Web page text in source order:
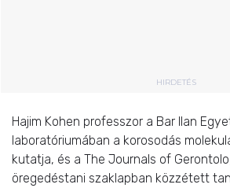
HIRDETÉS
Hajim Kohen professzor a Bar Ilan
laboratóriumában a korosodás
kutatja, és a The Journals of
öregedéstani szaklapban közzétett